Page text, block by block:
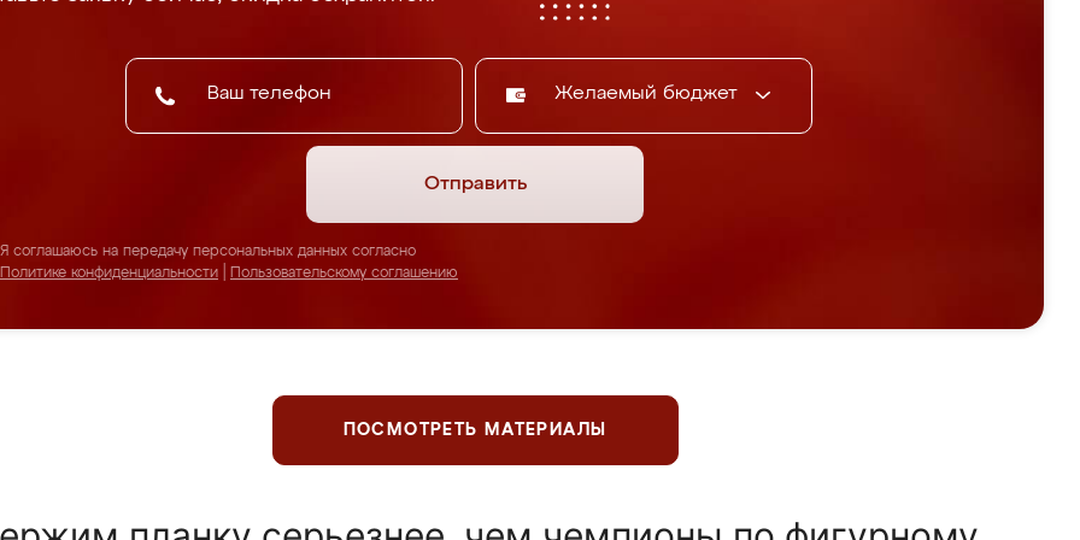
Желаемый бюджет
Отправить
Я соглашаюсь на передачу персональных данных согласно
Политике конфиденциальности
Пользовательскому соглашению
ПОСМОТРЕТЬ МАТЕРИАЛЫ